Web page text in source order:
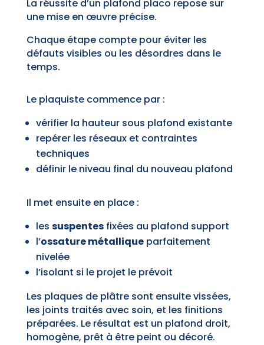
La réussite d’un plafond placo repose sur
une mise en œuvre précise.
Chaque étape compte pour éviter les
défauts visibles ou les désordres dans le
temps.
Le plaquiste commence par :
vérifier la hauteur sous plafond existante
repérer les réseaux et contraintes
techniques
définir le niveau final du nouveau plafond
Il met ensuite en place :
les suspentesfixées au plafond support
l’ossature métalliqueparfaitement
nivelée
l’isolant si le projet le prévoit
Les plaques de plâtre sont ensuite vissées,
les joints traités avec soin, et les finitions
préparées. Le résultat est un plafond droit,
homogène, prêt à être peint ou décoré.